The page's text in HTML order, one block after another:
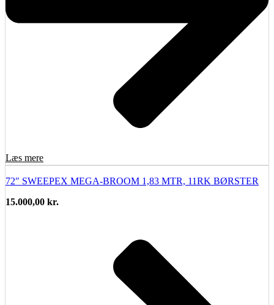
Læs mere
72″ SWEEPEX MEGA-BROOM 1,83 MTR, 11RK BØRSTER
15.000,00 kr.